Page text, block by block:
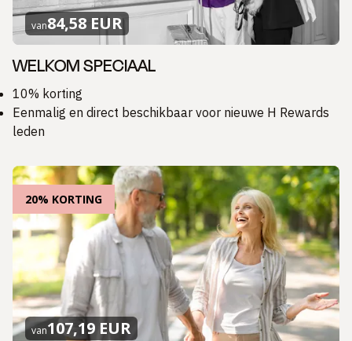
van84,58 EUR
WELKOM SPECIAAL
10% korting
Eenmalig en direct beschikbaar voor nieuwe H Rewards
leden
20% KORTING
van107,19 EUR